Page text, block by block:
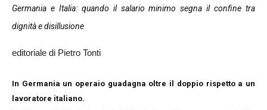
Germania e Italia: quando il salario minimo segna il confine tra
dignità e disillusione
editoriale di Pietro Tonti
In Germania un operaio guadagna oltre il doppio rispetto a un
lavoratore italiano.